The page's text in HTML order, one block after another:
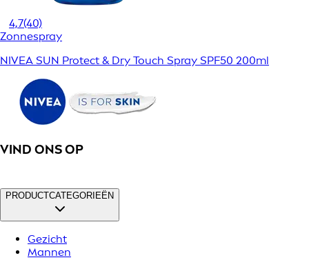
4,7(40)
Zonnespray
NIVEA SUN Protect & Dry Touch Spray SPF50 200ml
VIND ONS OP
PRODUCTCATEGORIEËN
Gezicht
Mannen